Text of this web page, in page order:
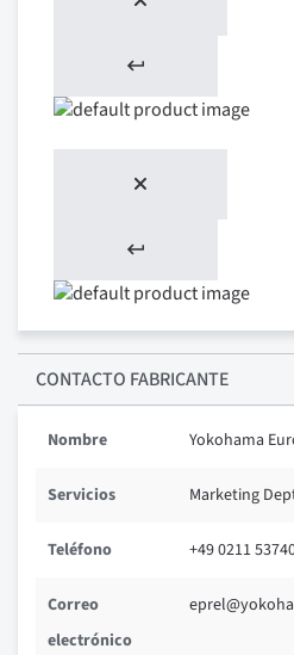
CONTACTO FABRICANTE
Nombre Yokohama
Servicios Marketing
Teléfono +49 0211
Correo
electrónico